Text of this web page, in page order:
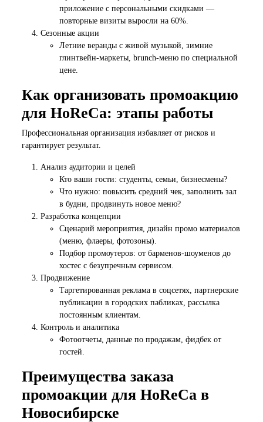
приложение с персональными скидками —
повторные визиты выросли на 60%.
Сезонные акции
Летние веранды с живой музыкой, зимние
глинтвейн-маркеты, brunch-меню по специальной
цене.
Как организовать промоакцию
для HoReCa: этапы работы
Профессиональная организация избавляет от рисков и
гарантирует результат.
Анализ аудитории и целей
Кто ваши гости: студенты, семьи, бизнесмены?
Что нужно: повысить средний чек, заполнить зал
в будни, продвинуть новое меню?
Разработка концепции
Сценарий мероприятия, дизайн промо материалов
(меню, флаеры, фотозоны).
Подбор промоутеров: от барменов-шоуменов до
хостес с безупречным сервисом.
Продвижение
Таргетированная реклама в соцсетях, партнерские
публикации в городских пабликах, рассылка
постоянным клиентам.
Контроль и аналитика
Фотоотчеты, данные по продажам, фидбек от
гостей.
Преимущества заказа
промоакции для HoReCa в
Новосибирске